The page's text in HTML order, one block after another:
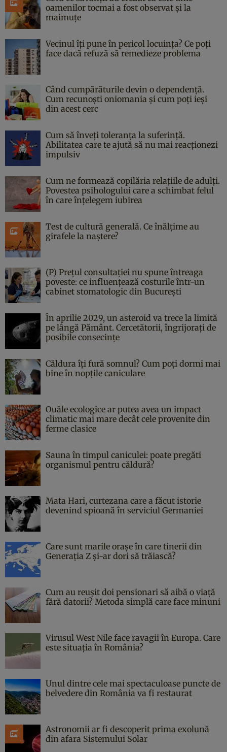
oamenilor tocmai a fost observat și la
maimuțe
Vecinul îți pune în pericol locuința? Ce poți
face dacă refuză să remedieze problema
Când cumpărăturile devin o dependență.
Cum recunoști oniomania și cum poți ieși
din acest cerc
Cum să înveți toleranța la suferință.
Abilitatea care te ajută să nu mai reacționezi
impulsiv
Cum ne formează copilăria relațiile de adulți.
Povestea psihologului care a schimbat felul
în care înțelegem iubirea
Test de cultură generală. Ce înălțime au
girafele la naștere?
(P) Prețul consultației nu spune întreaga
poveste: ce influențează costurile într-un
cabinet stomatologic din București
În aprilie 2029, un asteroid va trece la limită
pe lângă Pământ. Cercetătorii, îngrijorați de
posibile consecințe
Căldura îți fură somnul? Cum poți dormi mai
bine în nopțile caniculare
Ouăle ecologice ar putea avea un impact
climatic mai mare decât cele provenite din
ferme clasice
Sauna în timpul caniculei: poate pregăti
organismul pentru căldură?
Mata Hari, curtezana care a făcut istorie
devenind spioană în serviciul Germaniei
Care sunt marile orașe în care tinerii din
Generația Z și-ar dori să trăiască?
Cum au reușit doi pensionari să aibă o viață
fără datorii? Metoda simplă care face minuni
Virusul West Nile face ravagii în Europa. Care
este situația în România?
Unul dintre cele mai spectaculoase puncte de
belvedere din România va fi restaurat
Astronomii ar fi descoperit prima exolună
din afara Sistemului Solar